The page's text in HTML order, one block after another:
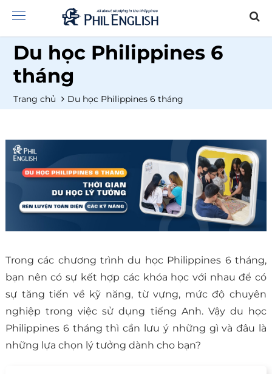
Du học Philippines 6
tháng
Trang chủ Du học Philippines 6 tháng
Trong các chương trình du học Philippines 6 tháng,
bạn nên có sự kết hợp các khóa học với nhau để có
sự tăng tiến về kỹ năng, từ vựng, mức độ chuyên
nghiệp trong việc sử dụng tiếng Anh. Vậy du học
Philippines 6 tháng thì cần lưu ý những gì và đâu là
những lựa chọn lý tưởng dành cho bạn?